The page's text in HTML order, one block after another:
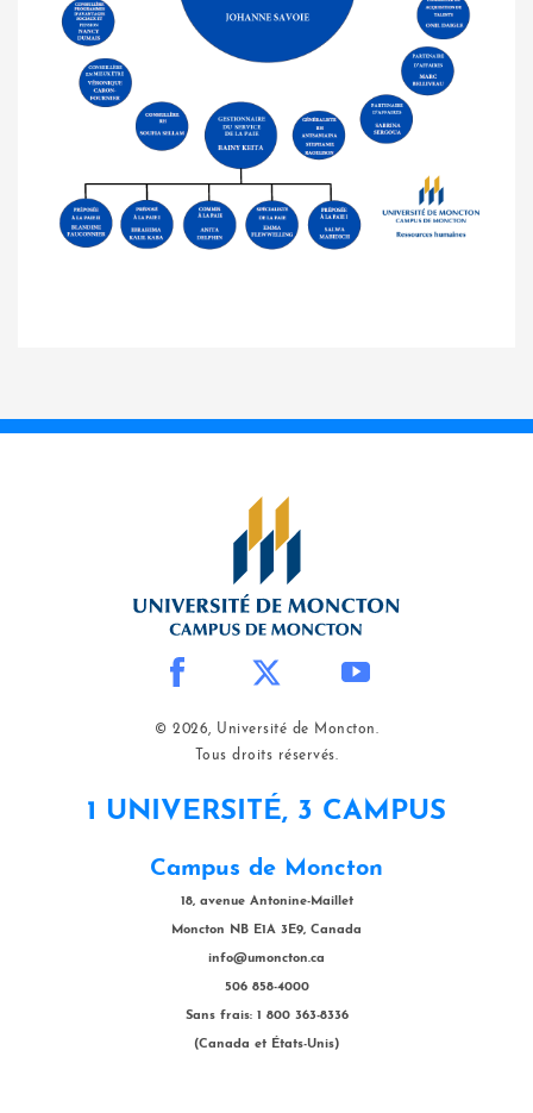
© 2026, Université de Moncton.
Tous droits réservés.
1 UNIVERSITÉ, 3 CAMPUS
Campus de Moncton
18, avenue Antonine-Maillet
Moncton NB E1A 3E9, Canada
info@umoncton.ca
506 858-4000
Sans frais: 1 800 363-8336
(Canada et États-Unis)